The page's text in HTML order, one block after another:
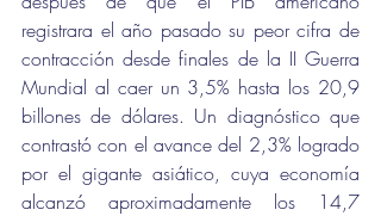
registrara el año pasado su peor cifra de
contracción desde finales de la II Guerra
Mundial al caer un 3,5% hasta los 20,9
billones de dólares. Un diagnóstico que
contrastó con el avance del 2,3% logrado
por el gigante asiático, cuya economía
alcanzó aproximadamente los 14,7